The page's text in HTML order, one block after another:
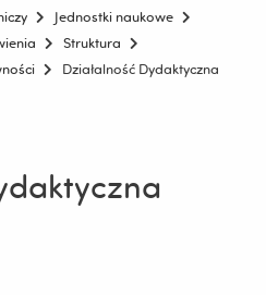
Jednostki naukowe
Struktura
Działalność Dydaktyczna